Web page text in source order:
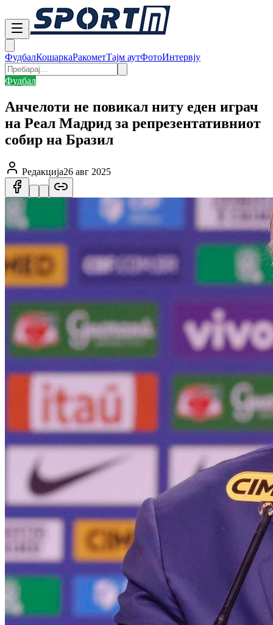
ФудбалКошаркаРакометТајм аутФотоИнтервју
Фудбал
Анчелоти не повикал ниту еден играч
на Реал Мадрид за репрезентативниот
собир на Бразил
Редакција26 авг 2025